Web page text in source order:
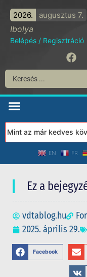
2026. augusztus 7.
Ibolya
Belépés / Regisztráció
az már kedves
EN FR
Ez a
vdtablog.hu
2025. április 29.
Facebook